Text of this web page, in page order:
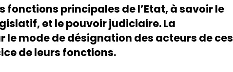
fonctions principales de l’Etat, à savoir le
et le pouvoir judiciaire. La
mode de désignation des acteurs de ces
de leurs fonctions.